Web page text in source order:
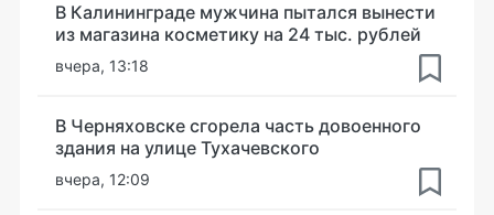
В Калининграде мужчина пытался вынести
из магазина косметику на 24 тыс. рублей
вчера, 13:18
В Черняховске сгорела часть довоенного
здания на улице Тухачевского
вчера, 12:09